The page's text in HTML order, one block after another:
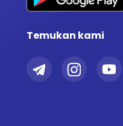
Temukan kami